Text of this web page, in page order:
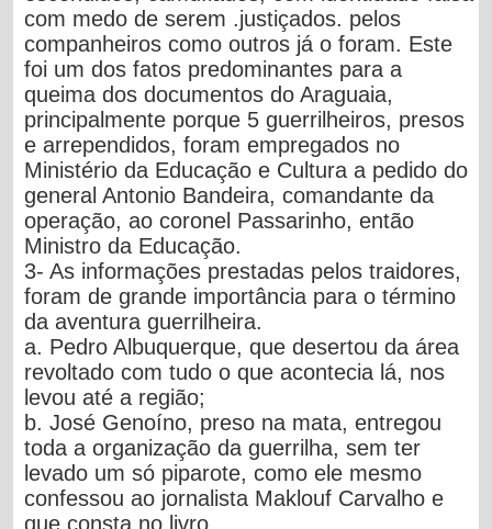
com medo de serem .justiçados. pelos
companheiros como outros já o foram. Este
foi um dos fatos predominantes para a
queima dos documentos do Araguaia,
principalmente porque 5 guerrilheiros, presos
e arrependidos, foram empregados no
Ministério da Educação e Cultura a pedido do
general Antonio Bandeira, comandante da
operação, ao coronel Passarinho, então
Ministro da Educação.
3- As informações prestadas pelos traidores,
foram de grande importância para o término
da aventura guerrilheira.
a. Pedro Albuquerque, que desertou da área
revoltado com tudo o que acontecia lá, nos
levou até a região;
b. José Genoíno, preso na mata, entregou
toda a organização da guerrilha, sem ter
levado um só piparote, como ele mesmo
confessou ao jornalista Maklouf Carvalho e
que consta no livro.